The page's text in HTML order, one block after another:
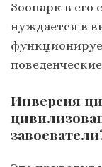
Зоопарк в
нуждается в
Инверсия